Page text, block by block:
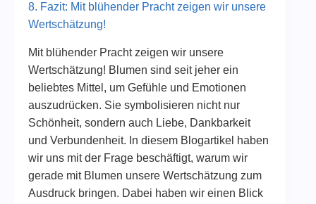
8. Fazit: Mit blühender Pracht zeigen wir unsere
Wertschätzung!
Mit blühender Pracht zeigen wir unsere
Wertschätzung! Blumen sind seit jeher ein
beliebtes Mittel, um Gefühle und Emotionen
auszudrücken. Sie symbolisieren nicht nur
Schönheit, sondern auch Liebe, Dankbarkeit
und Verbundenheit. In diesem Blogartikel haben
wir uns mit der Frage beschäftigt, warum wir
gerade mit Blumen unsere Wertschätzung zum
Ausdruck bringen. Dabei haben wir einen Blick